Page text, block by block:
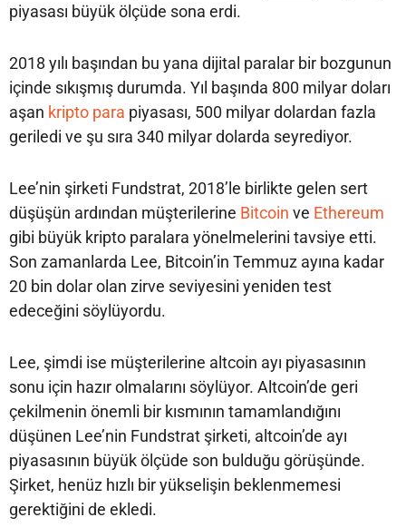
piyasası büyük ölçüde sona erdi.
2018 yılı başından bu yana dijital paralar bir bozgunun
içinde sıkışmış durumda. Yıl başında 800 milyar doları
aşan kripto para piyasası, 500 milyar dolardan fazla
geriledi ve şu sıra 340 milyar dolarda seyrediyor.
Lee’nin şirketi Fundstrat, 2018’le birlikte gelen sert
düşüşün ardından müşterilerine Bitcoin ve Ethereum
gibi büyük kripto paralara yönelmelerini tavsiye etti.
Son zamanlarda Lee, Bitcoin’in Temmuz ayına kadar
20 bin dolar olan zirve seviyesini yeniden test
edeceğini söylüyordu.
Lee, şimdi ise müşterilerine altcoin ayı piyasasının
sonu için hazır olmalarını söylüyor. Altcoin’de geri
çekilmenin önemli bir kısmının tamamlandığını
düşünen Lee’nin Fundstrat şirketi, altcoin’de ayı
piyasasının büyük ölçüde son bulduğu görüşünde.
Şirket, henüz hızlı bir yükselişin beklenmemesi
gerektiğini de ekledi.